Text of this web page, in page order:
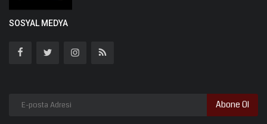
SOSYAL MEDYA
Abone Ol